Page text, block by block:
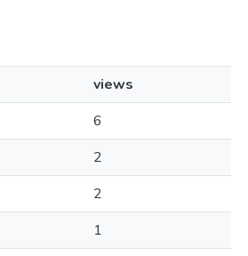
views
6
2
2
1